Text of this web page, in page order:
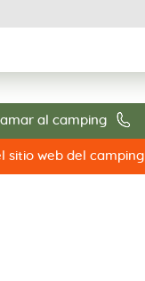
al camping 📞
sitio web del camping